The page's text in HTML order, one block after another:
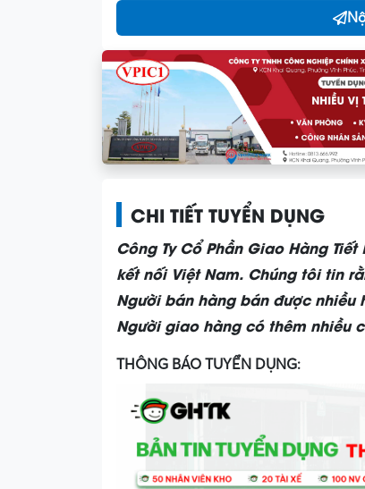
CHI TIẾT TUYỂN DỤNG
Công Ty Cổ Phần Giao Hàng
kết nối Việt Nam. Chúng tôi tin
Người bán hàng bán được nhiều
Người giao hàng có thêm nhiều
THÔNG BÁO TUYỂN DỤNG: